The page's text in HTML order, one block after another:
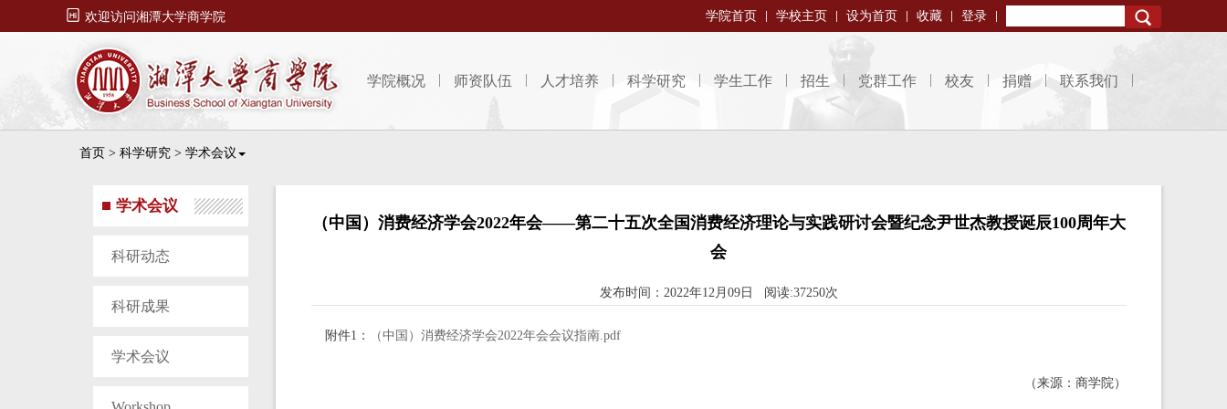
 欢迎访问湘潭大学商学院 学院首页 学校主页 设为首页 收藏 登录
学院概况 师资队伍 人才培养 科学研究 学生工作 招生 党群工作 校友 捐赠 联系我们
首页 > 科学研究 > 学术会议
学术会议
科研动态
科研成果
学术会议
（中国）消费经济学会2022年会——第二十五次全国消费经济理论与实践研讨会暨纪念尹世杰教授诞辰100周年大
会
发布时间：2022年12月09日 阅读:37250次
附件1： （中国）消费经济学会2022年会会议指南.pdf
（来源：商学院）